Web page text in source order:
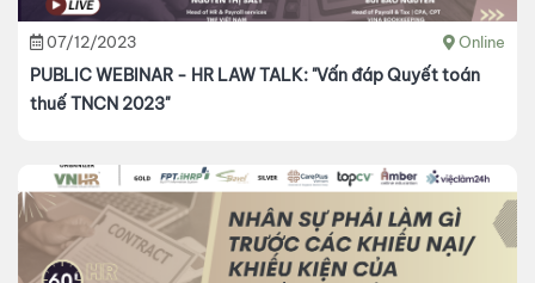
07/12/2023 Online
PUBLIC WEBINAR - HR LAW TALK: "Vấn đáp Quyết toán
thuế TNCN 2023"